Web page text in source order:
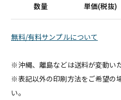
数量 単価(税抜)
無料/有料サンプルについて
※沖縄、離島などは送料が変動いた
※表記以外の印刷方法をご希望の
い。